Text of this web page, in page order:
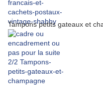
Tampons petits gateaux et